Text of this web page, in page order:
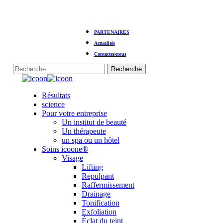
PARTENAIRES
Actualités
Contactez-nous
Recherche
Fermer
recherche
Menu
Résultats
science
Pour votre entreprise
Un institut de beauté
Un thérapeute
un spa ou un hôtel
Soins icoone®
Visage
Lifting
Repulpant
Raffermissement
Drainage
Tonification
Exfoliation
Éclat du teint